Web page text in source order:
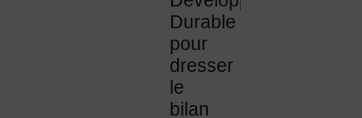
Durable
pour
dresser
le
bilan